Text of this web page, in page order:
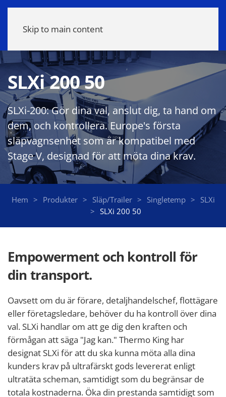
Skip to main content
SLXi 200 50
SLXi-200: Gör dina val, anslut dig, ta hand om
dem, och kontrollera. Europe's första
släpvagnsenhet som är kompatibel med
Stage V, designad för att möta dina krav.
Hem Produkter Släp/Trailer Singletemp
SLXi
SLXi 200 50
Empowerment och kontroll för
din transport.
Oavsett om du är förare, detaljhandelschef, flottägare
eller företagsledare, behöver du ha kontroll över dina
val. SLXi handlar om att ge dig den kraften och
förmågan att säga "Jag kan." Thermo King har
designat SLXi för att du ska kunna möta alla dina
kunders krav på ultrafärskt gods levererat enligt
ultratäta scheman, samtidigt som du begränsar de
totala kostnaderna. Öka din prestanda samtidigt som